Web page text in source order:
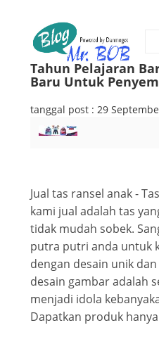
Tahun Pelajaran
Baru Untuk
tanggal post : 29
Jual tas ransel anak -
kami jual adalah tas
tidak mudah sobek.
putra putri anda untuk
dengan desain unik
desain gambar adalah
menjadi idola
Dapatkan produk